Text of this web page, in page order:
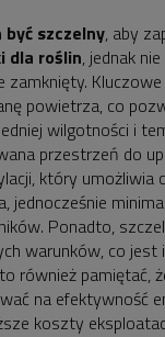
szczelny, aby
dla roślin, jednak
zamknięty.
powietrza, co
wilgotności i
przestrzeń do
który umożliwia
jednocześnie
Ponadto,
warunków, co
również pamiętać,
na efektywność
koszty